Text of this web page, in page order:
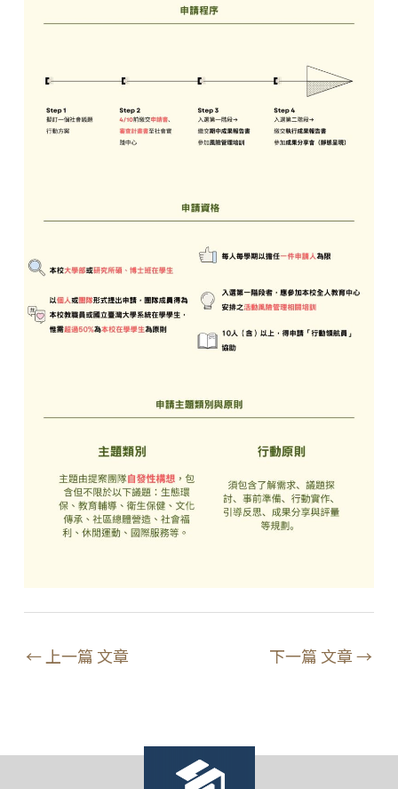
← 上一篇 文章 下一篇 文章→